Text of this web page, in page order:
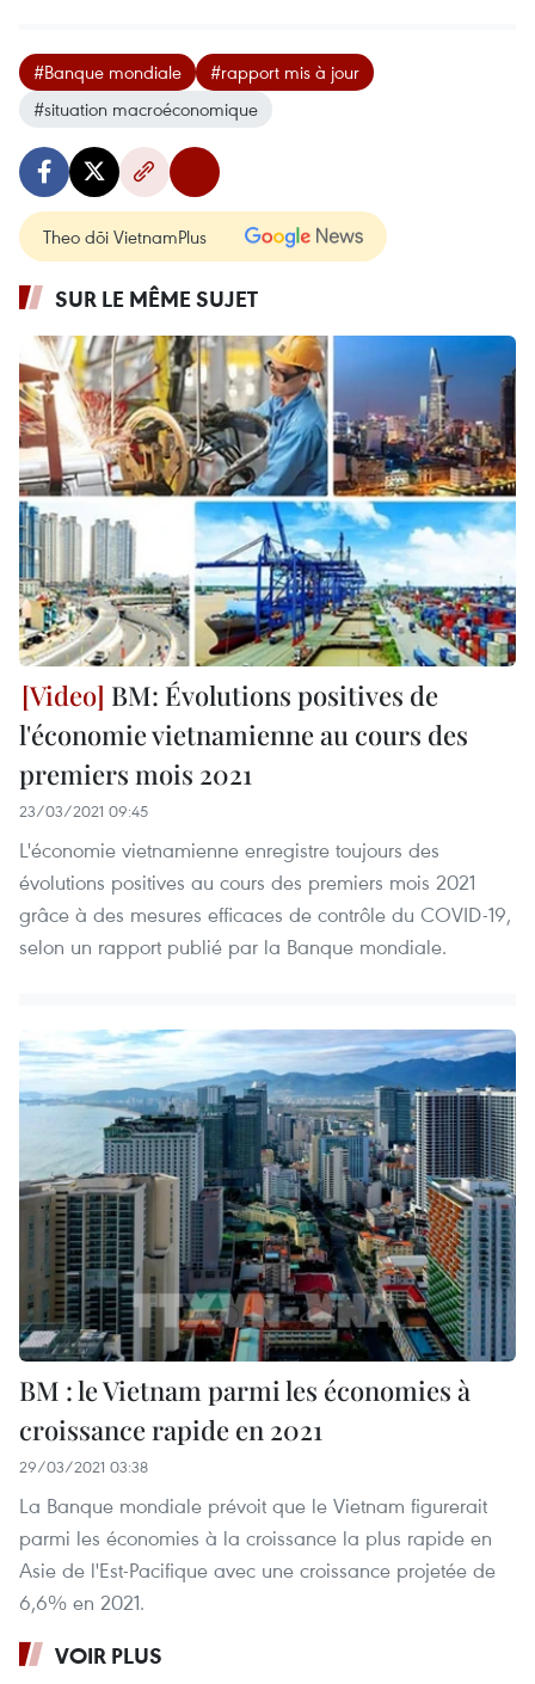
#Banque mondiale
#rapport mis à jour
#situation macroéconomique
Theo dõi VietnamPlus
SUR LE MÊME SUJET
BM: Évolutions positives de
l'économie vietnamienne au cours des
premiers mois 2021
23/03/2021 09:45
L'économie vietnamienne enregistre toujours des
évolutions positives au cours des premiers mois 2021
grâce à des mesures efficaces de contrôle du COVID-19,
selon un rapport publié par la Banque mondiale.
BM : le Vietnam parmi les économies à
croissance rapide en 2021
29/03/2021 03:38
La Banque mondiale prévoit que le Vietnam figurerait
parmi les économies à la croissance la plus rapide en
Asie de l'Est-Pacifique avec une croissance projetée de
6,6% en 2021.
VOIR PLUS